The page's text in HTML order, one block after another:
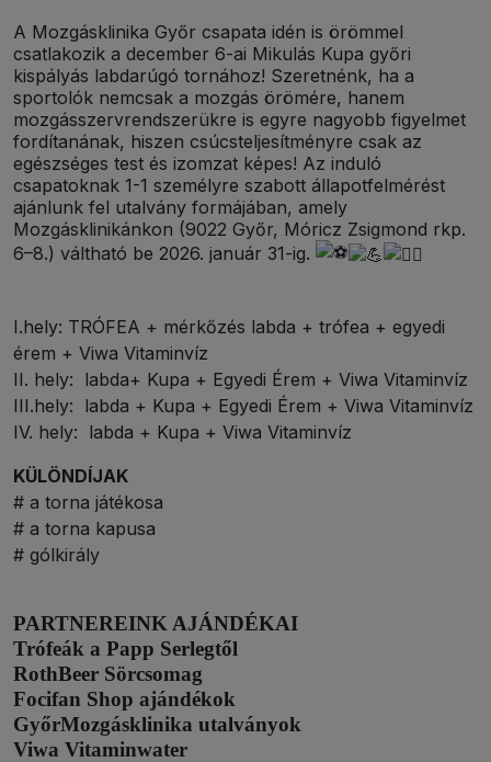
A Mozgásklinika Győr csapata idén is örömmel
csatlakozik a december 6-ai Mikulás Kupa győri
kispályás labdarúgó tornához! Szeretnénk, ha a
sportolók nemcsak a mozgás örömére, hanem
mozgásszervrendszerükre is egyre nagyobb figyelmet
fordítanának, hiszen csúcsteljesítményre csak az
egészséges test és izomzat képes! Az induló
csapatoknak 1-1 személyre szabott állapotfelmérést
ajánlunk fel utalvány formájában, amely
Mozgásklinikánkon (9022 Győr, Móricz Zsigmond rkp.
6–8.) váltható be 2026. január 31-ig.
I.hely: TRÓFEA + mérkőzés labda + trófea + egyedi
érem + Viwa Vitaminvíz
II. hely: labda+ Kupa + Egyedi Érem + Viwa Vitaminvíz
III.hely: labda + Kupa + Egyedi Érem + Viwa Vitaminvíz
IV. hely: labda + Kupa + Viwa Vitaminvíz
KÜLÖNDÍJAK
# a torna játékosa
# a torna kapusa
# gólkirály
PARTNEREINK AJÁNDÉKAI
Trófeák a Papp Serlegtől
RothBeer Sörcsomag
Focifan Shop ajándékok
GyőrMozgásklinika utalványok
Viwa Vitaminwater